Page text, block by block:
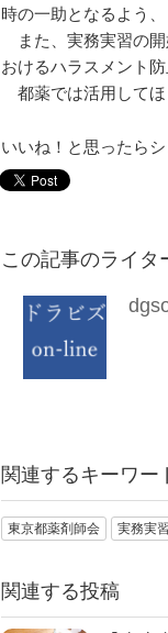
時の一助となるよう
また、実務実習の開
おけるハラスメント
都薬では活用してほ
いいね！と思ったらシ
この記事のライタ
関連するキーワー
東京都薬剤師会 実務実習
関連する投稿